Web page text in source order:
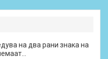
на два рани знака на